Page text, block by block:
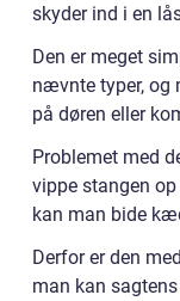
skyder ind i en
Den er meget
nævnte typer, og
på døren eller
Problemet med
vippe stangen
kan man bide
Derfor er den
man kan